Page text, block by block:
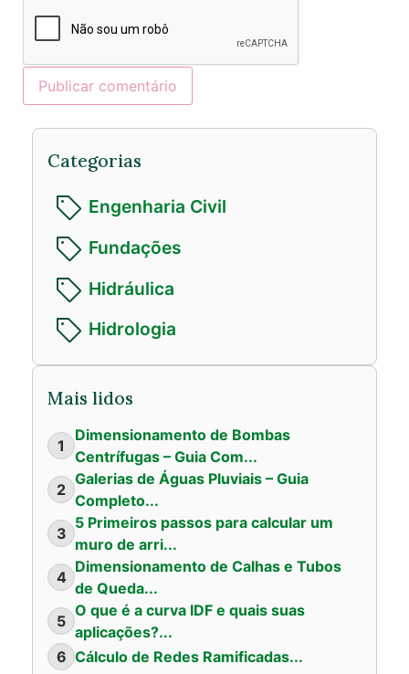
Categorias
Engenharia Civil
Fundações
Hidráulica
Hidrologia
Mais lidos
1
Dimensionamento de Bombas
Centrífugas – Guia Com...
2
Galerias de Águas Pluviais – Guia
Completo...
3
5 Primeiros passos para calcular um
muro de arri...
4
Dimensionamento de Calhas e Tubos
de Queda...
5
O que é a curva IDF e quais suas
aplicações?...
6 Cálculo de Redes Ramificadas...